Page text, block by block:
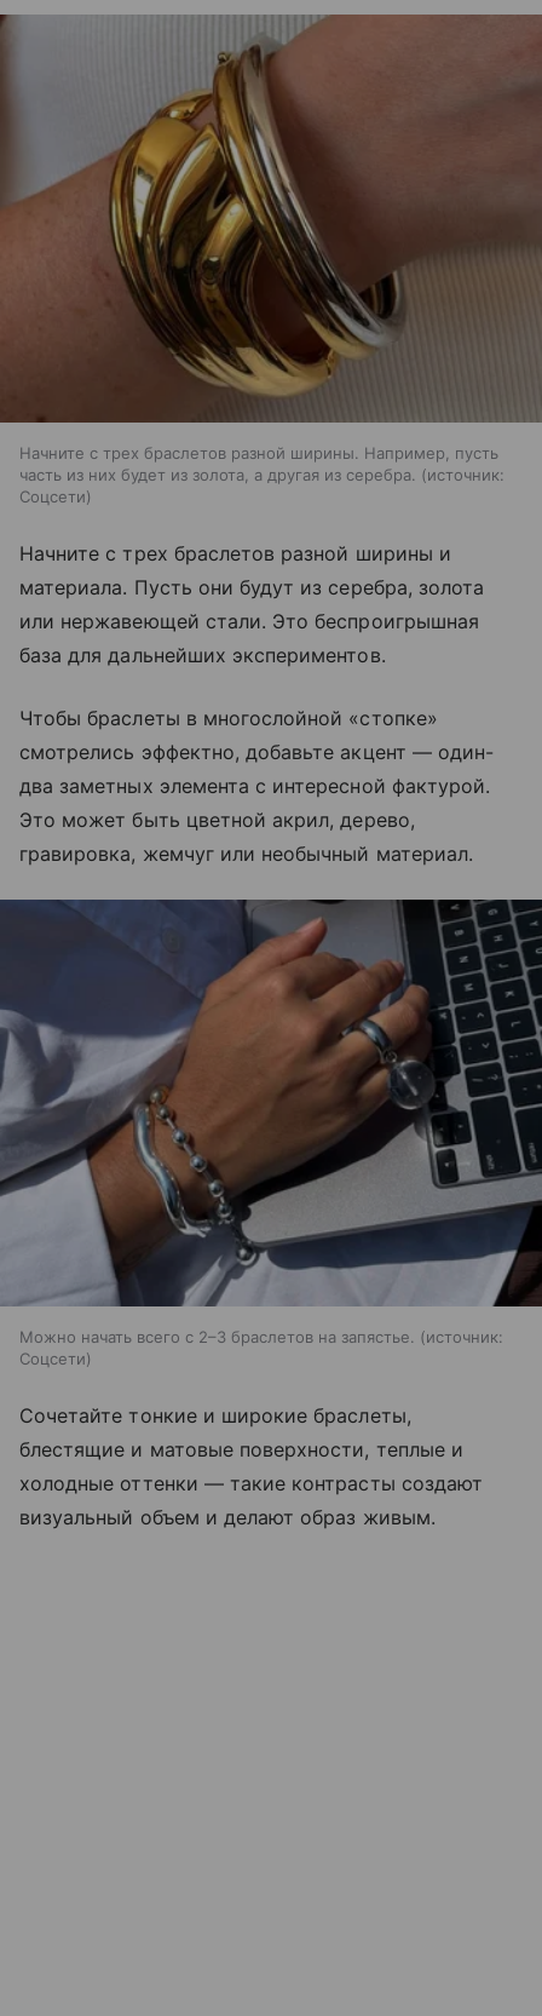
Начните с трех браслетов разной ширины. Например, пусть
часть из них будет из золота, а другая из серебра.
источник:
Соцсети
Начните с трех браслетов разной ширины и
материала. Пусть они будут из серебра, золота
или нержавеющей стали. Это беспроигрышная
база для дальнейших экспериментов.
Чтобы браслеты в многослойной «стопке»
смотрелись эффектно, добавьте акцент — один-
два заметных элемента с интересной фактурой.
Это может быть цветной акрил, дерево,
гравировка, жемчуг или необычный материал.
Можно начать всего с 2–3 браслетов на запястье.
источник:
Соцсети
Сочетайте тонкие и широкие браслеты,
блестящие и матовые поверхности, теплые и
холодные оттенки — такие контрасты создают
визуальный объем и делают образ живым.